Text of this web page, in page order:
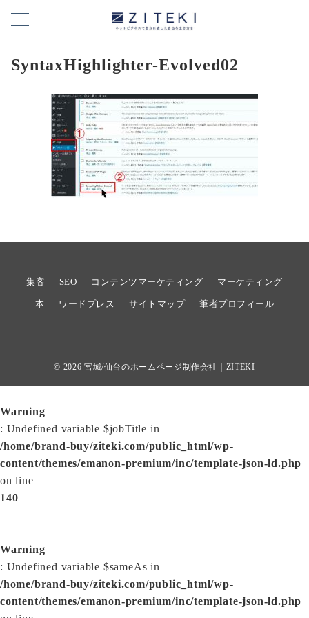
SyntaxHighlighter-Evolved02
集客 SEO コンテンツマーケティング マーケティング
本 ワードプレス サイトマップ 筆者プロフィール
© 2026 宮城/仙台のホームページ制作会社｜ZITEKI
Warning
: Undefined variable $jobTitle in
/home/brand-buy/ziteki.com/public_html/wp-
content/themes/emanon-premium/inc/template-json-ld.php
on line
140
Warning
: Undefined variable $sameAs in
/home/brand-buy/ziteki.com/public_html/wp-
content/themes/emanon-premium/inc/template-json-ld.php